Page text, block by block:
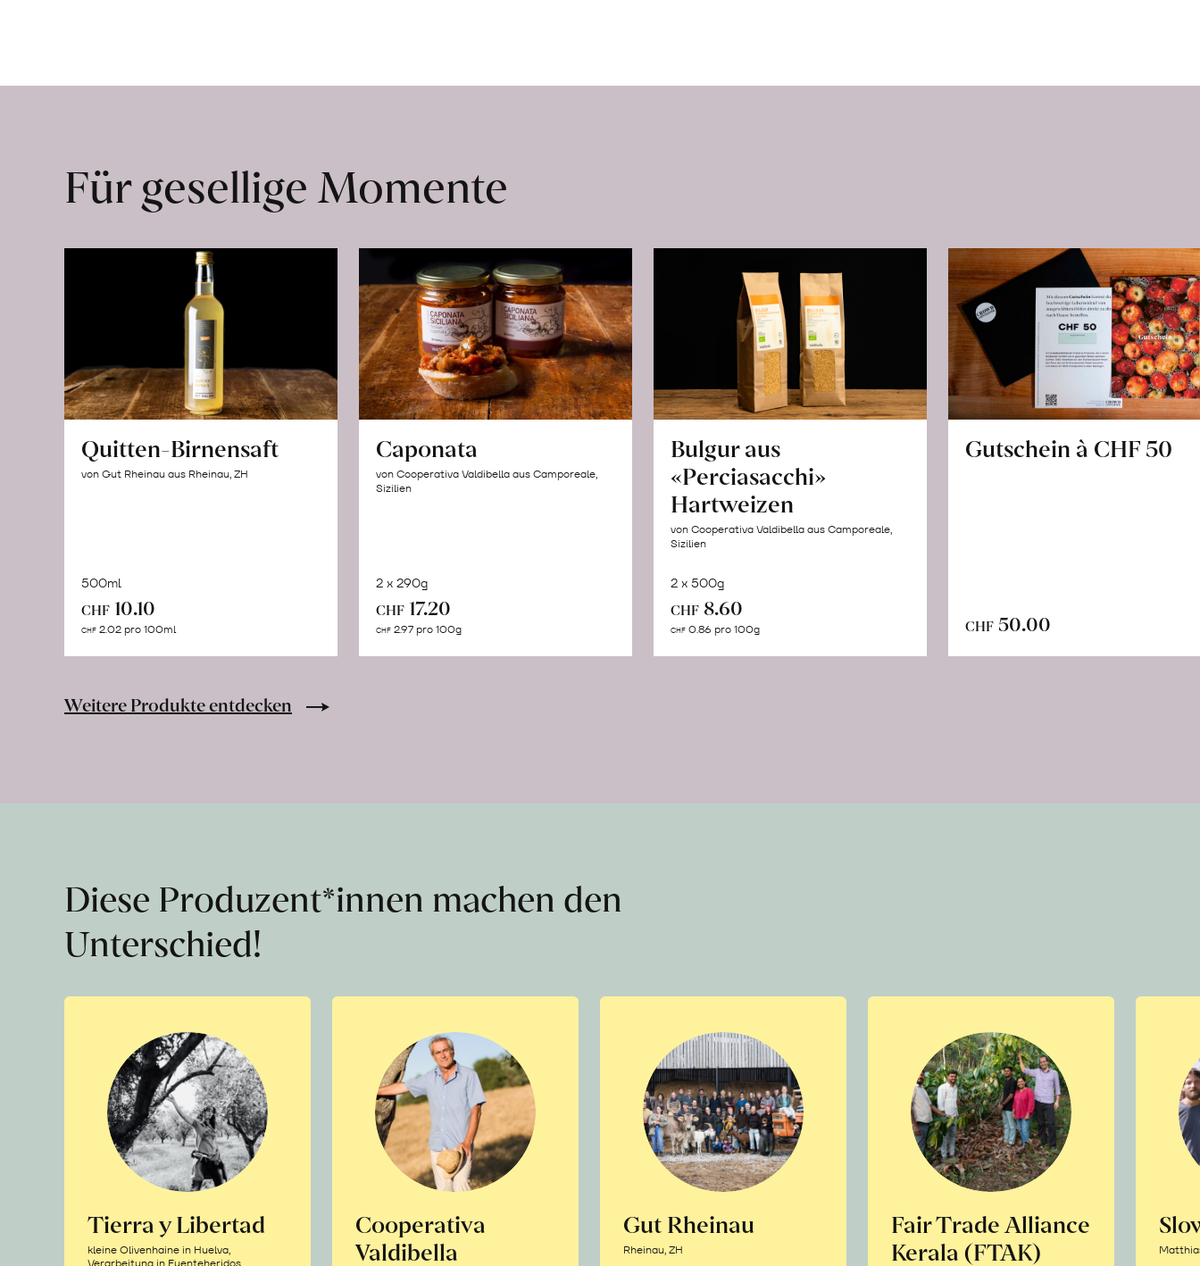
ab
Für gesellige Momente
Quitten-Birnensaft
von Gut Rheinau aus Rheinau, ZH
500ml
CHF 10.10
CHF 2.02 pro 100ml
Caponata
von Cooperativa Valdibella aus Camporeale,
Sizilien
2 x 290g
CHF 17.20
CHF 2.97 pro 100g
Bulgur aus
«Perciasacchi»
Hartweizen
von Cooperativa Valdibella aus Camporeale,
Sizilien
2 x 500g
CHF 8.60
CHF 0.86 pro 100g
Gutschein à CHF 50
CHF 50.00
Warenkorb
Weitere Produkte entdecken
Diese Produzent*innen machen den
Unterschied!
Tierra y Libertad
kleine Olivenhaine in Huelva,
Verarbeitung in Fuenteheridos,
Cooperativa
Valdibella
Gut Rheinau
Rheinau, ZH
Fair Trade Alliance
Kerala (FTAK)